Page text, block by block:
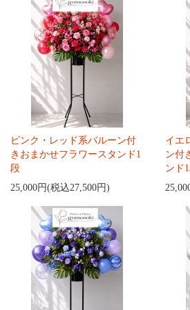
ピンク・レッド系バルーン付
きおまかせフラワースタンド1
段
25,000円(税込27,500円)
イエ
ン付
ンド